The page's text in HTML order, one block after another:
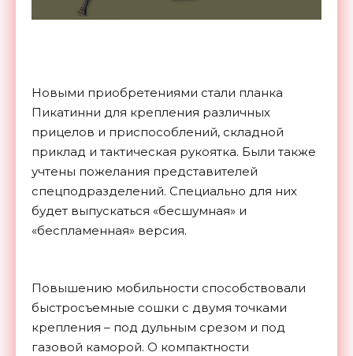
Новыми приобретениями стали планка
Пикатинни для крепления различных
прицелов и приспособлений, складной
приклад и тактическая рукоятка. Были также
учтены пожелания представителей
спецподразделений. Специально для них
будет выпускаться «бесшумная» и
«беспламенная» версия.
Повышению мобильности способствовали
быстросъемные сошки с двумя точками
крепления – под дульным срезом и под
газовой каморой. О компактности